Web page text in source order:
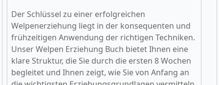
Der Schlüssel zu einer erfolgreichen
Welpenerziehung liegt in der konsequenten und
frühzeitigen Anwendung der richtigen Techniken.
Unser Welpen Erziehung Buch bietet Ihnen eine
klare Struktur, die Sie durch die ersten 8 Wochen
begleitet und Ihnen zeigt, wie Sie von Anfang an